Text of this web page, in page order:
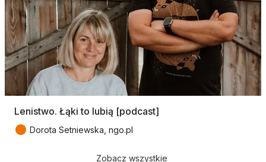
Lenistwo. Łąki to lubią [podcast]
● Dorota Setniewska, ngo.pl
Zobacz wszystkie